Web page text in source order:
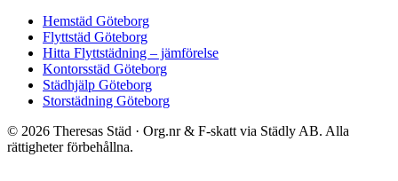
Hemstäd Göteborg
Flyttstäd Göteborg
Hitta Flyttstädning – jämförelse
Kontorsstäd Göteborg
Städhjälp Göteborg
Storstädning Göteborg
© 2026 Theresas Städ · Org.nr & F-skatt via Städly AB. Alla
rättigheter förbehållna.